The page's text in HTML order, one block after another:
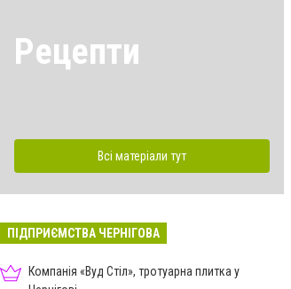
Рецепти
Всі матеріали тут
ПІДПРИЄМСТВА ЧЕРНІГОВА
Компанія «Вуд Стіл», тротуарна плитка у